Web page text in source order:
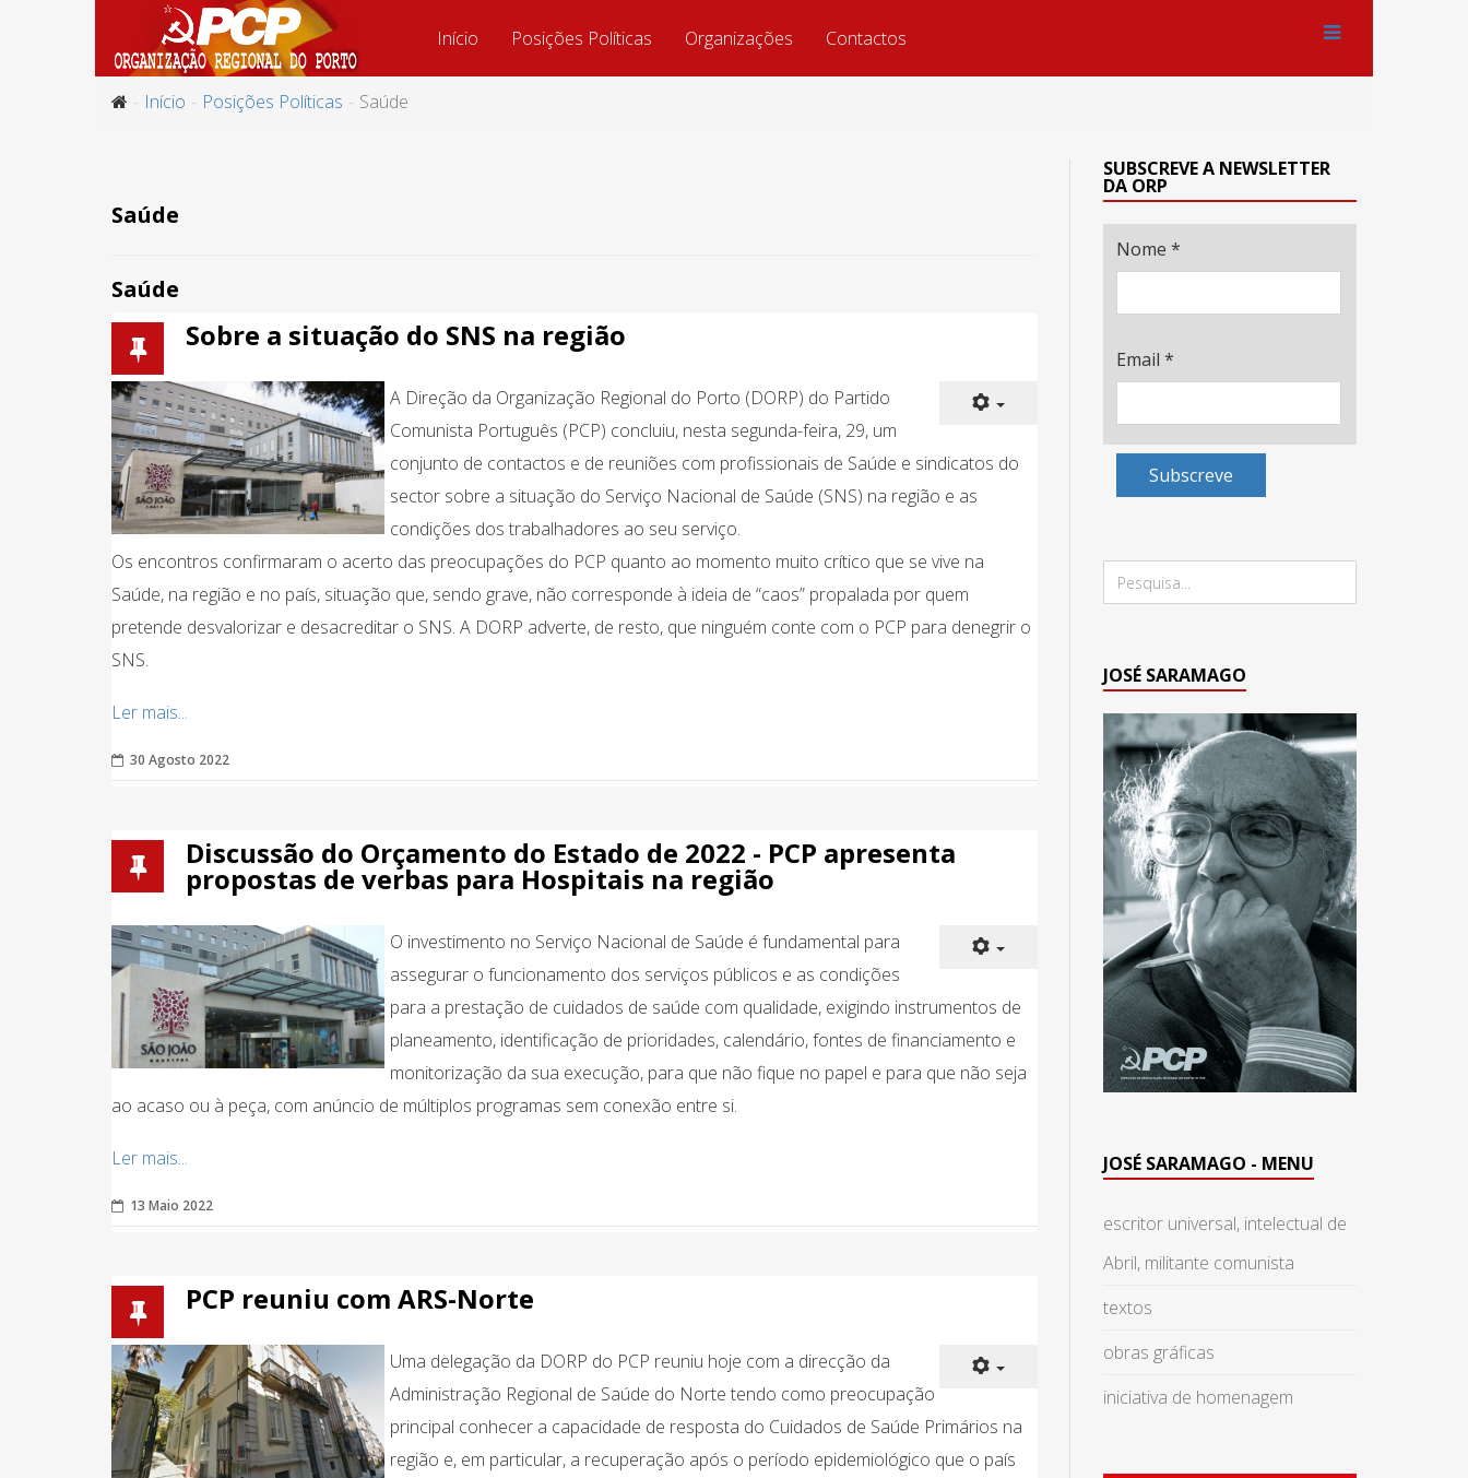
Início Posições Políticas Organizações Contactos
Início Posições Políticas Saúde
Saúde
Saúde
Sobre a situação do SNS na região
A Direção da Organização Regional do Porto (DORP) do Partido
Comunista Português (PCP) concluiu, nesta segunda-feira, 29, um
conjunto de contactos e de reuniões com profissionais de Saúde e sindicatos do
sector sobre a situação do Serviço Nacional de Saúde (SNS) na região e as
condições dos trabalhadores ao seu serviço.
Os encontros confirmaram o acerto das preocupações do PCP quanto ao momento muito crítico que se vive na
Saúde, na região e no país, situação que, sendo grave, não corresponde à ideia de “caos” propalada por quem
pretende desvalorizar e desacreditar o SNS. A DORP adverte, de resto, que ninguém conte com o PCP para denegrir o
SNS.
Ler mais...
30 Agosto 2022
Discussão do Orçamento do Estado de 2022 - PCP apresenta
propostas de verbas para Hospitais na região
O investimento no Serviço Nacional de Saúde é fundamental para
assegurar o funcionamento dos serviços públicos e as condições
para a prestação de cuidados de saúde com qualidade, exigindo instrumentos de
planeamento, identificação de prioridades, calendário, fontes de financiamento e
monitorização da sua execução, para que não fique no papel e para que não seja
ao acaso ou à peça, com anúncio de múltiplos programas sem conexão entre si.
Ler mais...
13 Maio 2022
PCP reuniu com ARS-Norte
Uma delegação da DORP do PCP reuniu hoje com a direcção da
Administração Regional de Saúde do Norte tendo como preocupação
principal conhecer a capacidade de resposta do Cuidados de Saúde Primários na
região e, em particular, a recuperação após o período epidemiológico que o país
SUBSCREVE A NEWSLETTER
DA ORP
Nome *
Email *
Subscreve
JOSÉ SARAMAGO
JOSÉ SARAMAGO - MENU
escritor universal, intelectual de
Abril, militante comunista
textos
obras gráficas
iniciativa de homenagem